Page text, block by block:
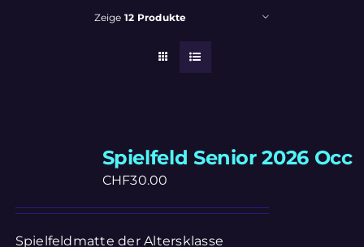
Zeige 12 Produkte
Spielfeld Senior 2026 Occ
CHF30.00
Spielfeldmatte der Altersklasse